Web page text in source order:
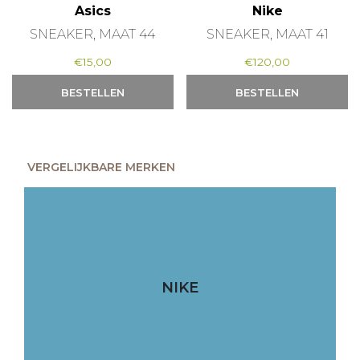
Asics
SNEAKER, MAAT 44
€15,00
BESTELLEN
Nike
SNEAKER, MAAT 41
€120,00
BESTELLEN
VERGELIJKBARE MERKEN
NIKE